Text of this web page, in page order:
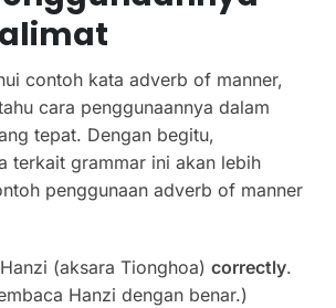
contoh kata adverb of manner,
cara penggunaannya dalam
tepat. Dengan begitu,
terkait grammar ini akan lebih
penggunaan adverb of manner
(aksara Tionghoa) correctly.
Hanzi dengan benar.)